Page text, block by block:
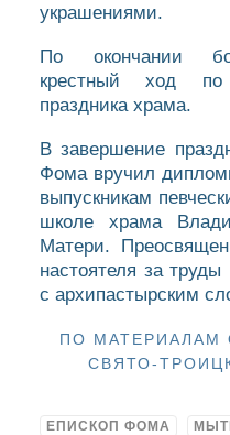
украшениями.
По окончании
крестный ход по
праздника храма.
В завершение
Фома вручил
выпускникам
школе храма
Матери.
настоятеля за
с архипастырским
ПО МАТЕРИАЛАМ
СВЯТО-
ЕПИСКОП ФОМА